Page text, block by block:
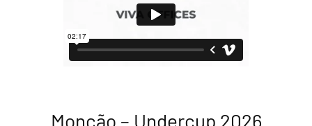
Monção – Undercup 2026